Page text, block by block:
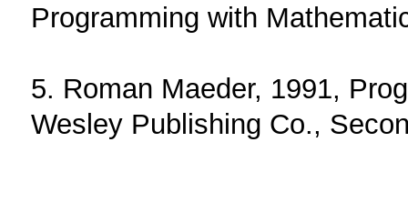
Programming with
5. Roman Maeder, 1991,
Wesley Publishing Co.,